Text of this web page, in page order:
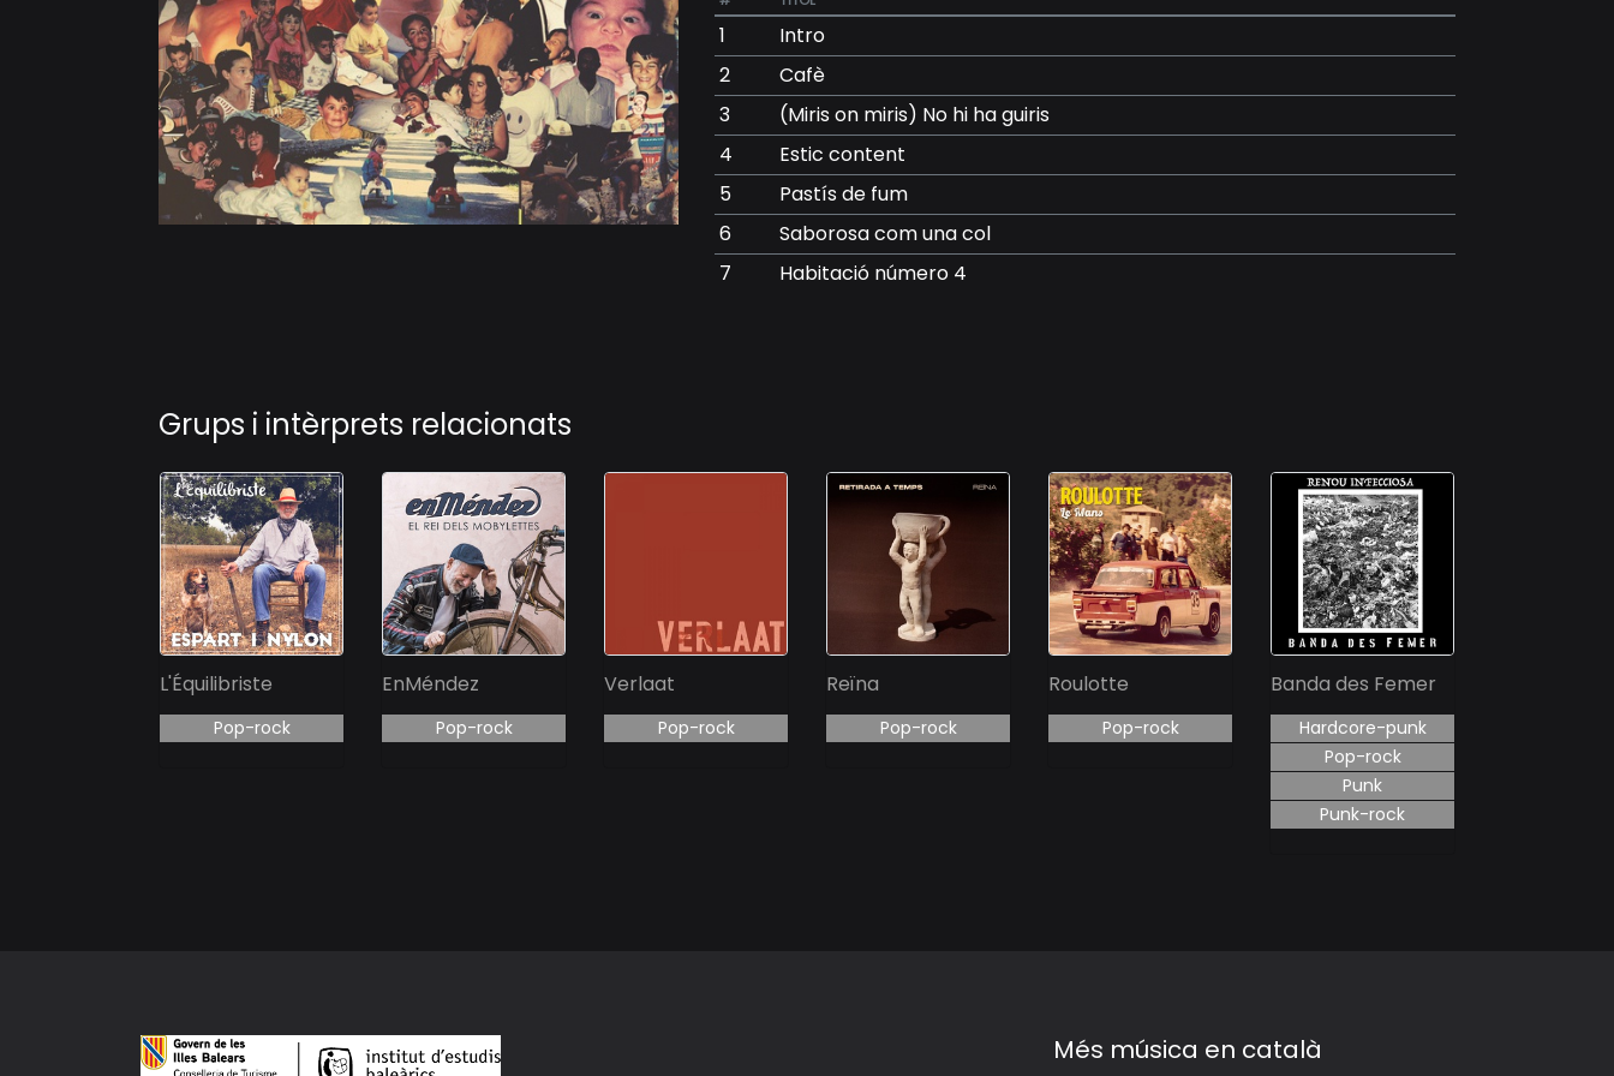
1
Intro
2
Cafè
3
(Miris on miris) No hi ha guiris
4
Estic content
5
Pastís de fum
6
Saborosa com una col
7
Habitació número 4
Grups i intèrprets relacionats
L'Équilibriste
Pop-rock
EnMéndez
Pop-rock
Verlaat
Pop-rock
Reïna
Pop-rock
Roulotte
Pop-rock
Banda des Femer
Hardcore-punk
Pop-rock
Punk
Punk-rock
Més música en català